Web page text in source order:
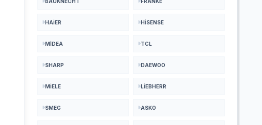
HAIER HISENSE
MIDEA TCL
SHARP DAEWOO
MIELE LIEBHERR
SMEG ASKO